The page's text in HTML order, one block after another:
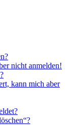
nicht anmelden!
kann mich aber